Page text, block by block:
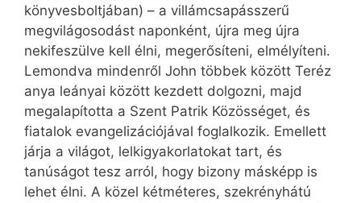
könyvesboltjában) – a villámcsapásszerű
megvilágosodást naponként, újra meg újra
nekifeszülve kell élni, megerősíteni, elmélyíteni.
Lemondva mindenről John többek között Teréz
anya leányai között kezdett dolgozni, majd
megalapította a Szent Patrik Közösséget, és
fiatalok evangelizációjával foglalkozik. Emellett
járja a világot, lelkigyakorlatokat tart, és
tanúságot tesz arról, hogy bizony másképp is
lehet élni. A közel kétméteres, szekrényhátú